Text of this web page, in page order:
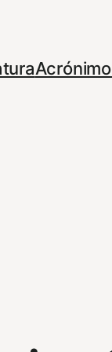
Acrónimo